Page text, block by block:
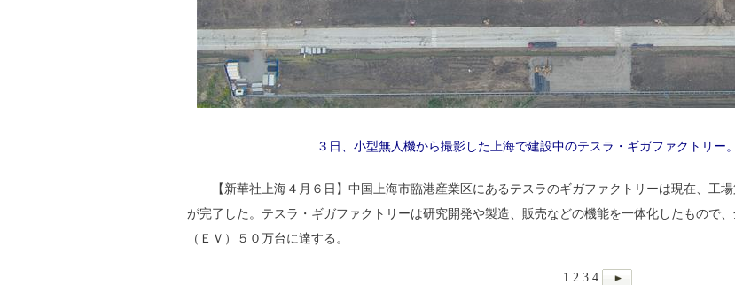
３日、小型無人機から撮影した上海で建設中のテスラ・ギガファクトリー
【新華社上海４月６日】中国上海市臨港産業区にあるテスラのギガファクトリーは現在、工
が完了した。テスラ・ギガファクトリーは研究開発や製造、販売などの機能を一体化したもので
（ＥＶ）５０万台に達する。
1 2 3 4